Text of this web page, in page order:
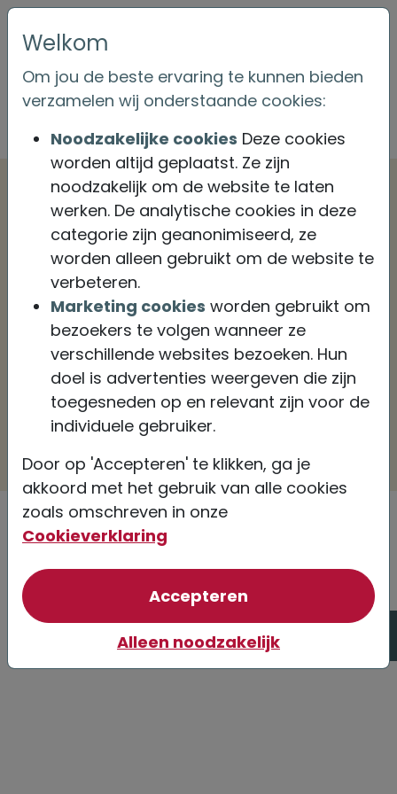
Account aanmaken
Polisnummer
Voor het aanmaken van je account vragen we
om een polisnummer waarvan jij de
polishouder bent.
Polisnummer
*
Welkom
Om jou de beste ervaring te kunnen bieden
verzamelen wij onderstaande cookies:
Noodzakelijke cookies Deze cookies
worden altijd geplaatst. Ze zijn
noodzakelijk om de website te laten
werken. De analytische cookies in deze
categorie zijn geanonimiseerd, ze
worden alleen gebruikt om de website te
verbeteren.
Marketing cookies worden gebruikt om
bezoekers te volgen wanneer ze
verschillende websites bezoeken. Hun
doel is advertenties weergeven die zijn
toegesneden op en relevant zijn voor de
individuele gebruiker.
Door op 'Accepteren' te klikken, ga je
akkoord met het gebruik van alle cookies
zoals omschreven in onze
Cookieverklaring
Accepteren van optionele
Alleen noodzakelijk